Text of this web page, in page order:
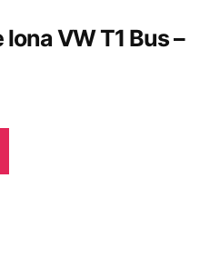
VW T1 Bus –